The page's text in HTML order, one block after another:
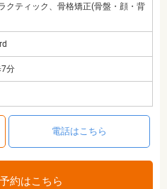
クティック、骨格矯正(骨盤・顔・背
7分
電話はこちら
約はこちら